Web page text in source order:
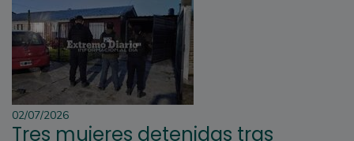
02/07/2026
Tres mujeres detenidas tras